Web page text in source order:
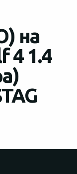
на
4 1.4